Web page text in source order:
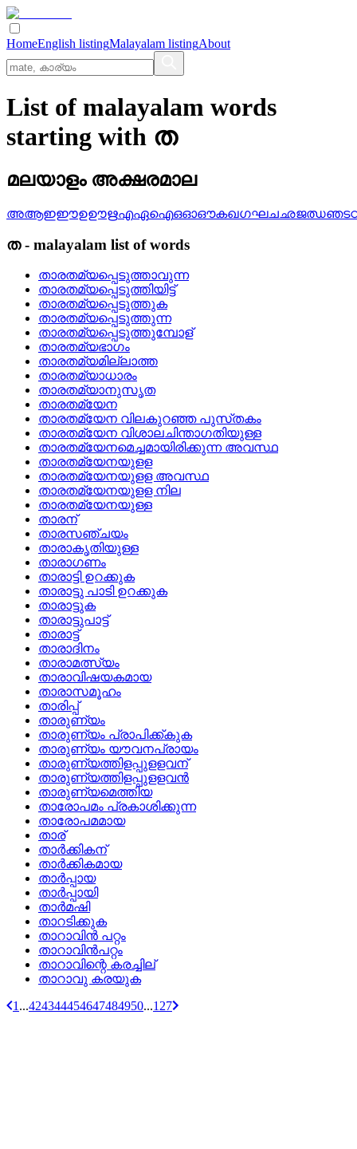
HomeEnglish listingMalayalam listingAbout
List of malayalam words
starting with ത
മലയാളം അക്ഷരമാല
അആഇഈഉഊഋഎഏഐഒഓഔകഖഗഘചഛജഝഞട
ത- malayalam list of words
താരതമ്യപ്പെടുത്താവുന്ന
താരതമ്യപ്പെടുത്തിയിട്ട്
താരതമ്യപ്പെടുത്തുക
താരതമ്യപ്പെടുത്തുന്ന
താരതമ്യപ്പെടുത്തുമ്പോള്
താരതമ്യഭാഗം
താരതമ്യമില്ലാത്ത
താരതമ്യാധാരം
താരതമ്യാനുസൃത
താരതമ്യേന
താരതമ്യേന വിലകുറഞ്ഞ പുസ്‌തകം
താരതമ്യേന വിശാലചിന്താഗതിയുള്ള
താരതമ്യേനമെച്ചമായിരിക്കുന്ന അവസ്ഥ
താരതമ്യേനയുളള
താരതമ്യേനയുളള അവസ്ഥ
താരതമ്യേനയുളള നില
താരതമ്യേനയുള്ള
താരന്
താരസഞ്ചയം
താരാകൃതിയുള്ള
താരാഗണം
താരാട്ടി ഉറക്കുക
താരാട്ടു പാടി ഉറക്കുക
താരാട്ടുക
താരാട്ടുപാട്ട്
താരാട്ട്
താരാദിനം
താരാമത്സ്യം
താരാവിഷയകമായ
താരാസമൂഹം
താരിപ്പ്
താരുണ്യം
താരുണ്യം പ്രാപിക്ക്കുക
താരുണ്യം യൗവനപ്രായം
താരുണ്യത്തിളപ്പുളളവന്
താരുണ്യത്തിളപ്പുളളവന്‍
താരുണ്യമെത്തിയ
താരോപമം പ്രകാശിക്കുന്ന
താരോപമമായ
താര്
താര്‍ക്കികന്
താര്‍ക്കികമായ
താര്‍പ്പായ
താര്‍പ്പായി
താര്‍മഷി
താറടിക്കുക
താറാവിന്‍ പറ്റം
താറാവിന്‍പറ്റം
താറാവിന്റെ കരച്ചില്
താറാവു കരയുക
1 ...424344454647484950...127